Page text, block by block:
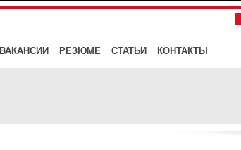
ВАКАНСИИ РЕЗЮМЕ СТАТЬИ КОНТАКТЫ